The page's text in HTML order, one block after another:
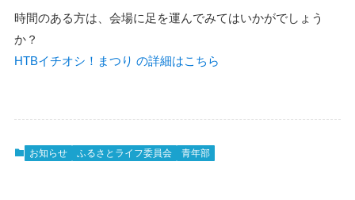
時間のある方は、会場に足を運んでみてはいかがでしょう
か？
HTBイチオシ！まつり の詳細はこちら
お知らせ ふるさとライフ委員会 青年部